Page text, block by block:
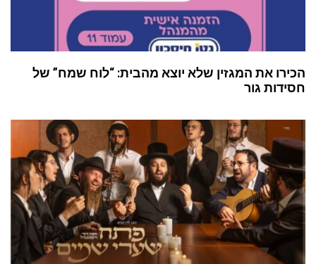
הכירו את המגזין שלא יוצא מהבית: “לוח שמח” של
חסידות גור